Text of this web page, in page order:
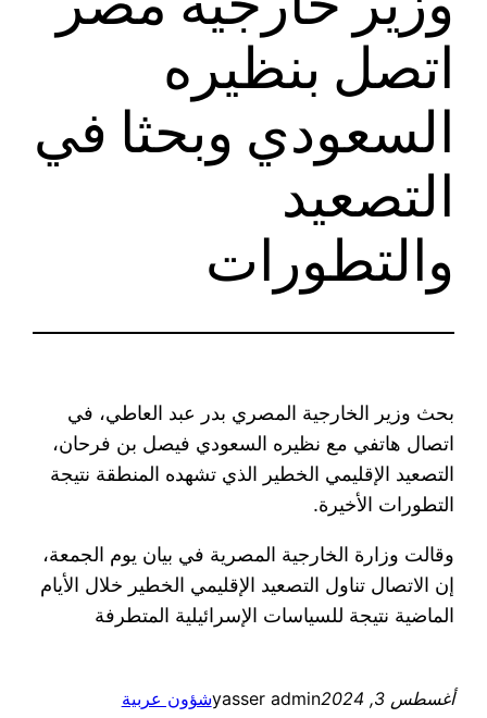
اتصل بنظيره
السعودي وبحثا في
التصعيد
والتطورات
بحث وزير الخارجية المصري بدر عبد العاطي، في
اتصال هاتفي مع نظيره السعودي فيصل بن فرحان،
التصعيد الإقليمي الخطير الذي تشهده المنطقة نتيجة
التطورات الأخيرة.
وقالت وزارة الخارجية المصرية في بيان يوم الجمعة،
إن الاتصال تناول التصعيد الإقليمي الخطير خلال الأيام
الماضية نتيجة للسياسات الإسرائيلية المتطرفة
أغسطس 3, 2024 yasser adminشؤون عربية